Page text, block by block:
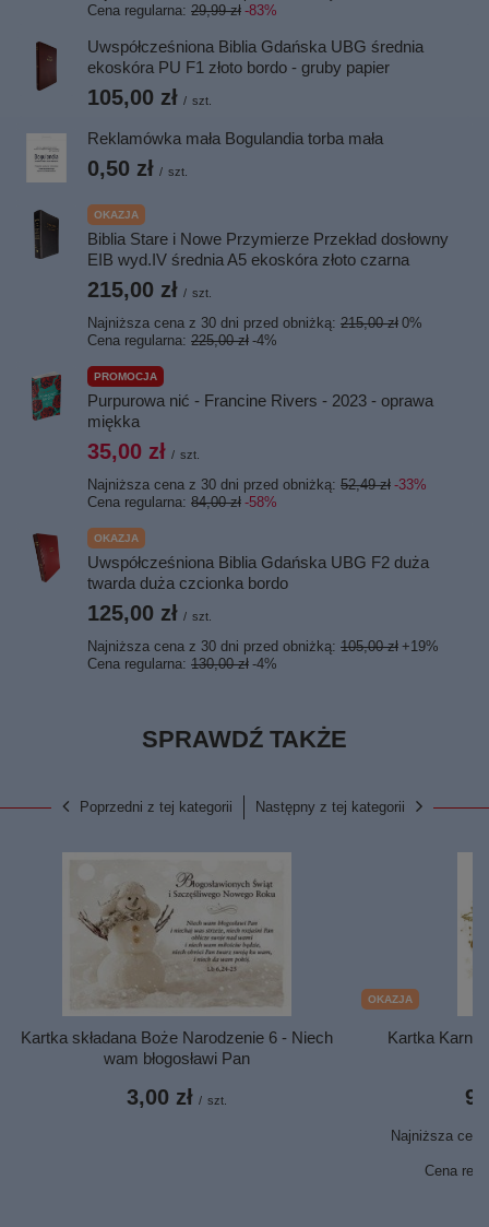
Cena regularna: 29,99 zł -83%
Uwspółcześniona Biblia Gdańska UBG średnia
ekoskóra PU F1 złoto bordo - gruby papier
105,00 zł / szt.
Reklamówka mała Bogulandia torba mała
0,50 zł / szt.
OKAZJA
Biblia Stare i Nowe Przymierze Przekład dosłowny
EIB wyd.IV średnia A5 ekoskóra złoto czarna
215,00 zł / szt.
Najniższa cena z 30 dni przed obniżką: 215,00 zł 0%
Cena regularna: 225,00 zł -4%
PROMOCJA
Purpurowa nić - Francine Rivers - 2023 - oprawa
miękka
35,00 zł / szt.
Najniższa cena z 30 dni przed obniżką: 52,49 zł -33%
Cena regularna: 84,00 zł -58%
OKAZJA
Uwspółcześniona Biblia Gdańska UBG F2 duża
twarda duża czcionka bordo
125,00 zł / szt.
Najniższa cena z 30 dni przed obniżką: 105,00 zł +19%
Cena regularna: 130,00 zł -4%
SPRAWDŹ TAKŻE
Poprzedni z tej kategorii Następny z tej kategorii
Kartka składana Boże Narodzenie 6 - Niech
wam błogosławi Pan
3,00 zł / szt.
OKAZJA
Kartka
Najniższa
Cena